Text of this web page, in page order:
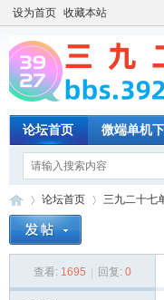
设为首页 收藏本站
论坛首页 微端单机
论坛首页
›
三九二十七
查看: 1695 回复: 0